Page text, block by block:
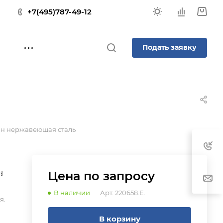
+7(495)787-49-12
Подать заявку
нержавеющая сталь
Цена по запросу
В наличии Арт. 220658.E.
В корзину